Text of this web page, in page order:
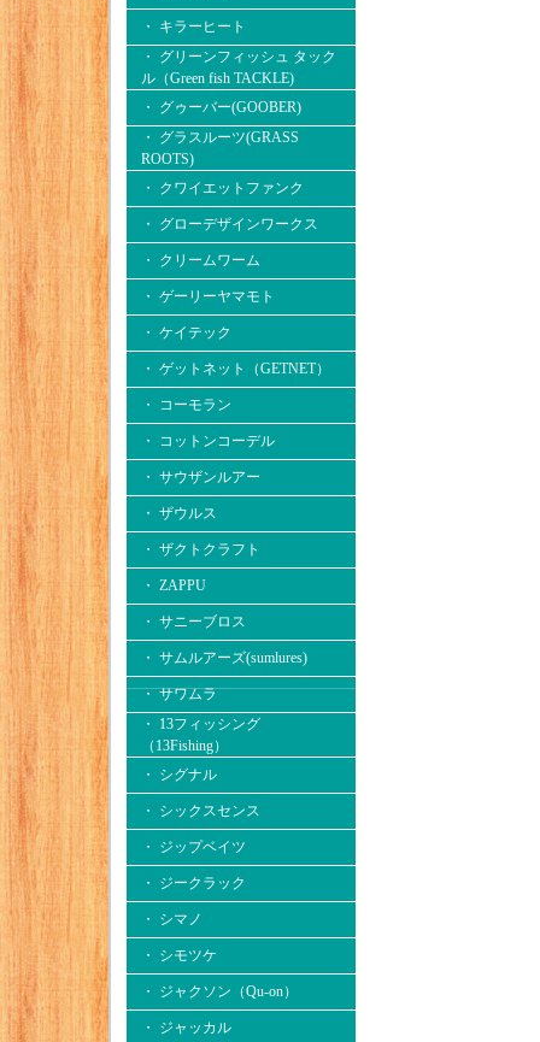
・ キラーヒート
・ グリーンフィッシュ タック
ル（Green fish TACKLE)
・ グゥーバー(GOOBER)
・ グラスルーツ(GRASS
ROOTS)
・ クワイエットファンク
・ グローデザインワークス
・ クリームワーム
・ ゲーリーヤマモト
・ ケイテック
・ ゲットネット（GETNET）
・ コーモラン
・ コットンコーデル
・ サウザンルアー
・ ザウルス
・ ザクトクラフト
・ ZAPPU
・ サニーブロス
・ サムルアーズ(sumlures)
・ サワムラ
・ 13フィッシング
（13Fishing）
・ シグナル
・ シックスセンス
・ ジップベイツ
・ ジークラック
・ シマノ
・ シモツケ
・ ジャクソン（Qu-on）
・ ジャッカル